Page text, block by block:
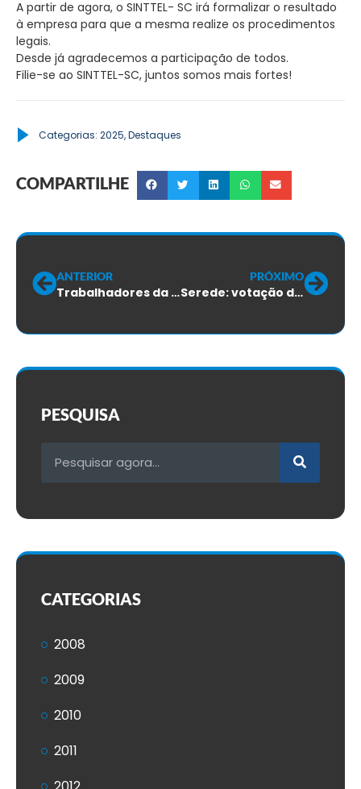
A partir de agora, o SINTTEL- SC irá formalizar o resultado
à empresa para que a mesma realize os procedimentos
legais.
Desde já agradecemos a participação de todos.
Filie-se ao SINTTEL-SC, juntos somos mais fortes!
Categorias: 2025,Destaques
COMPARTILHE
ANTERIOR
Trabalhadores da ABILITY: votação do ACT será em 17/06
PRÓXIMO
Serede: votação do ACT será em 17/06
PESQUISA
CATEGORIAS
2008
2009
2010
2011